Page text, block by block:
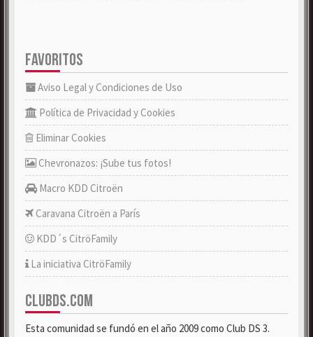
FAVORITOS
Aviso Legal y Condiciones de Uso
Política de Privacidad y Cookies
Eliminar Cookies
Chevronazos: ¡Sube tus fotos!
Macro KDD Citroën
Caravana Citroën a París
KDD´s CitröFamily
La iniciativa CitröFamily
CLUBDS.COM
Esta comunidad se fundó en el año 2009 como Club DS 3.